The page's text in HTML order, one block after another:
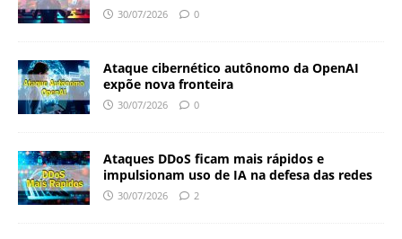
30/07/2026 0
Ataque cibernético autônomo da OpenAI
expõe nova fronteira
30/07/2026 0
Ataques DDoS ficam mais rápidos e
impulsionam uso de IA na defesa das redes
30/07/2026 2